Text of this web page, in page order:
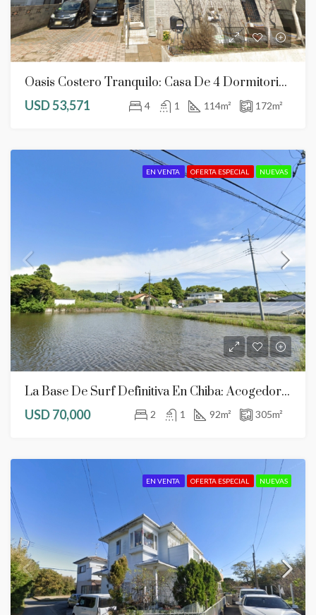
Oasis Costero Tranquilo: Casa De 4 Dormitorios Cerca Del Puerto Pesquero De Choshi
USD 53,571
4 1 114m² 172m²
EN VENTA OFERTA ESPECIAL NUEVAS
La Base De Surf Definitiva En Chiba: Acogedora Casa 2LDK Cerca De La Playa De Kujukuri
USD 70,000
2 1 92m² 305m²
EN VENTA OFERTA ESPECIAL NUEVAS